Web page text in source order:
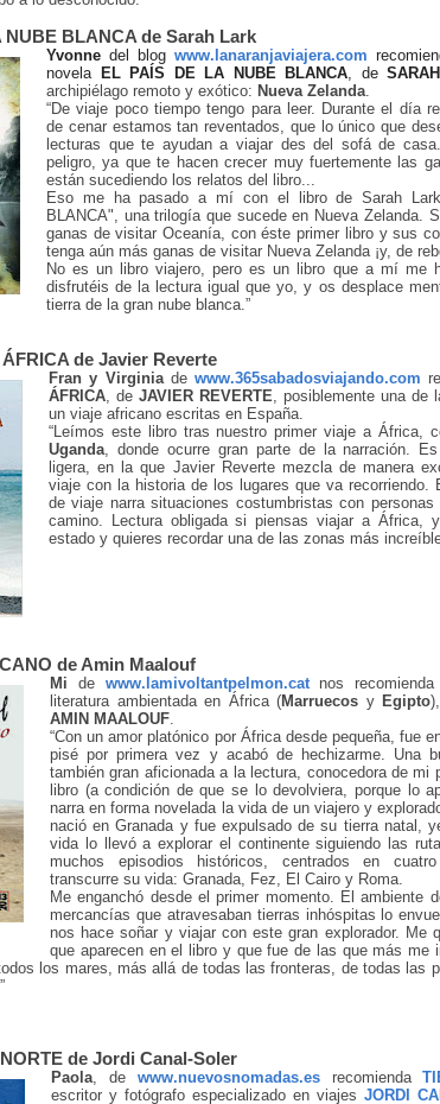
NUBE BLANCA de Sarah Lark
Yvonne del blog www.lanaranjaviajera.com
novela EL PAÍS DE LA NUBE BLANCA, de
archipiélago remoto y exótico: Nueva Zelanda.
“De viaje poco tiempo tengo para leer. Durante el día
de cenar estamos tan reventados, que lo único que
lecturas que te ayudan a viajar des del sofá de
peligro, ya que te hacen crecer muy fuertemente las
están sucediendo los relatos del libro...
Eso me ha pasado a mí con el libro de Sarah
BLANCA", una trilogía que sucede en Nueva Zelanda.
ganas de visitar Oceanía, con éste primer libro y sus
tenga aún más ganas de visitar Nueva Zelanda ¡y, de
No es un libro viajero, pero es un libro que a mí me
disfrutéis de la lectura igual que yo, y os desplace
tierra de la gran nube blanca.”
de Javier Reverte
Fran y Virginia de www.365sabadosviajando.com
ÁFRICA, de JAVIER REVERTE, posiblemente una de
un viaje africano escritas en España.
“Leímos este libro tras nuestro primer viaje a África,
Uganda, donde ocurre gran parte de la narración.
ligera, en la que Javier Reverte mezcla de manera
viaje con la historia de los lugares que va recorriendo.
de viaje narra situaciones costumbristas con
camino. Lectura obligada si piensas viajar a África,
estado y quieres recordar una de las zonas más
de Amin Maalouf
Mi de www.lamivoltantpelmon.catnos
literatura ambientada en África (Marruecos y Egipto),
AMIN MAALOUF.
“Con un amor platónico por África desde pequeña, fue
pisé por primera vez y acabó de hechizarme. Una
también gran aficionada a la lectura, conocedora de mi
libro (a condición de que se lo devolviera, porque lo
narra en forma novelada la vida de un viajero y
nació en Granada y fue expulsado de su tierra natal,
vida lo llevó a explorar el continente siguiendo las
muchos episodios históricos, centrados en
transcurre su vida: Granada, Fez, El Cairo y Roma.
Me enganchó desde el primer momento. El ambiente
mercancías que atravesaban tierras inhóspitas lo
nos hace soñar y viajar con este gran explorador. Me
que aparecen en el libro y que fue de las que más me
los mares, más allá de todas las fronteras, de todas las
de Jordi Canal-Soler
Paola, de www.nuevosnomadas.esrecomienda
escritor y fotógrafo especializado en viajes JORDI